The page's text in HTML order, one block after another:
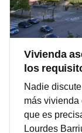
Vivienda
los
Nadie
más
que es
Lourdes